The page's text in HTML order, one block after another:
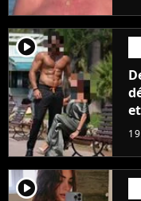
player2
player2